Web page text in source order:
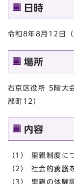
日時
令和8年8月12日
場所
右京区役所 5階大
部町12）
内容
（1） 里親制度に
（2） 社会的養護
（3） 里親の体験